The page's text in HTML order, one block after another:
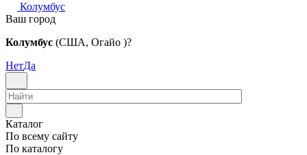
Колумбус
Ваш город
Колумбус (США, Огайо )?
НетДа
Каталог
По всему сайту
По каталогу